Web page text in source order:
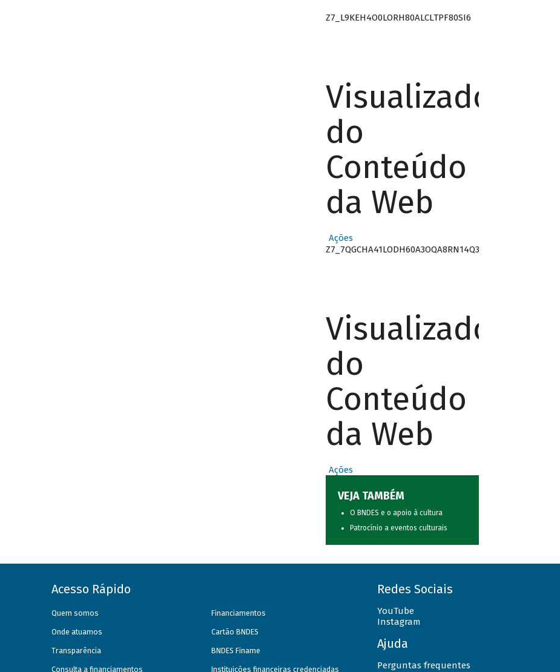
Z7_L9KEH4O0LORH80ALCLTPF80SI6
Visualizador
do
Conteúdo
da Web
Ações
Z7_7QGCHA41LODH60A3OQA8RN14Q3
Visualizador
do
Conteúdo
da Web
Ações
VEJA TAMBÉM
O BNDES e o apoio à cultura
Patrocínio a eventos culturais
Acesso Rápido
Quem somos
Onde atuamos
Transparência
Consulta a financiamentos
Financiamentos
Cartão BNDES
BNDES Finame
Instituições financeiras credenciadas
Redes Sociais
YouTube
Instagram
Ajuda
Perguntas frequentes